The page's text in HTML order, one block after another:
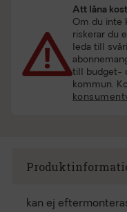
Att låna
Om du inte
riskerar du
leda till
till budget-
kommun.
kan ej